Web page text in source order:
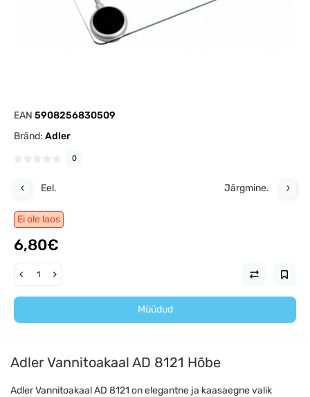
EAN 5908256830509
Bränd: Adler
0
Eel. Järgmine.
Ei ole laos
6,80€
Müüdud
Adler Vannitoakaal AD 8121 Hõbe
Adler Vannitoakaal AD 8121 on elegantne ja kaasaegne valik